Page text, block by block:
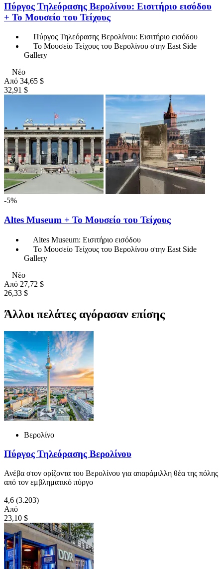
Πύργος Τηλεόρασης Βερολίνου: Εισιτήριο εισόδου
+ Το Μουσείο του Τείχους
Πύργος Τηλεόρασης Βερολίνου: Εισιτήριο εισόδου
Το Μουσείο Τείχους του Βερολίνου στην East Side
Gallery
Νέο
Από 34,65 $
32,91 $
-5%
Altes Museum + Το Μουσείο του Τείχους
Altes Museum: Εισιτήριο εισόδου
Το Μουσείο Τείχους του Βερολίνου στην East Side
Gallery
Νέο
Από 27,72 $
26,33 $
Άλλοι πελάτες αγόρασαν επίσης
Βερολίνο
Πύργος Τηλεόρασης Βερολίνου
Ανέβα στον ορίζοντα του Βερολίνου για απαράμιλλη θέα της πόλης
από τον εμβληματικό πύργο
4,6 (3.203)
Από
23,10 $